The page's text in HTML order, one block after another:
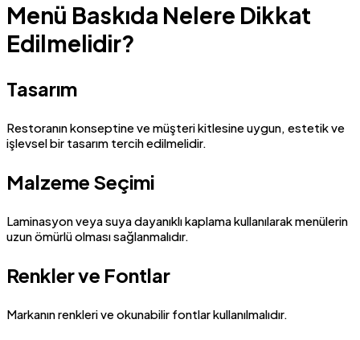
Menü Baskıda Nelere Dikkat
Edilmelidir?
Tasarım
Restoranın konseptine ve müşteri kitlesine uygun, estetik ve
işlevsel bir tasarım tercih edilmelidir.
Malzeme Seçimi
Laminasyon veya suya dayanıklı kaplama kullanılarak menülerin
uzun ömürlü olması sağlanmalıdır.
Renkler ve Fontlar
Markanın renkleri ve okunabilir fontlar kullanılmalıdır.